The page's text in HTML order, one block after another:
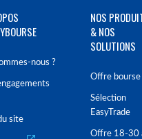
nous ?
site
NOS
& NOS
SOLUTIONS
Offre bourse
Sélection
EasyTrade
Offre 18-30